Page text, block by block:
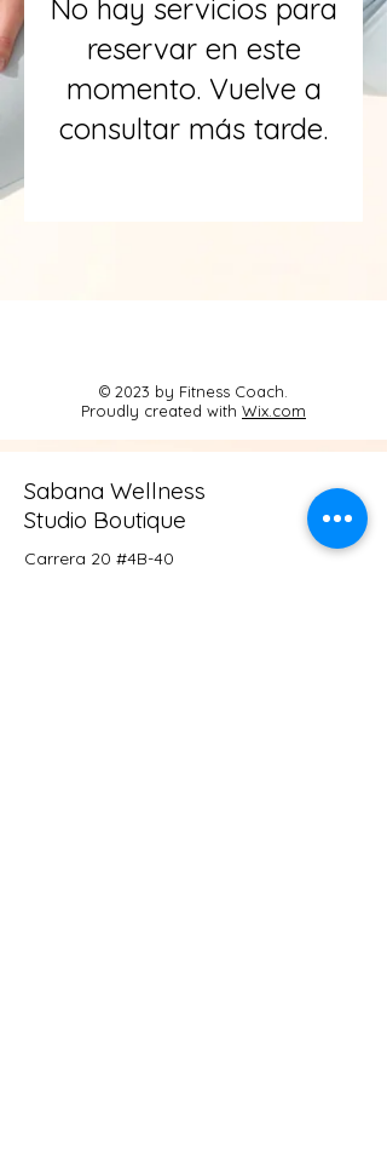
No hay servicios para
reservar en este
momento. Vuelve a
consultar más tarde.
© 2023 by Fitness Coach.
Proudly created with Wix.com
Sabana Wellness
Studio Boutique
Carrera 20 #4B-40